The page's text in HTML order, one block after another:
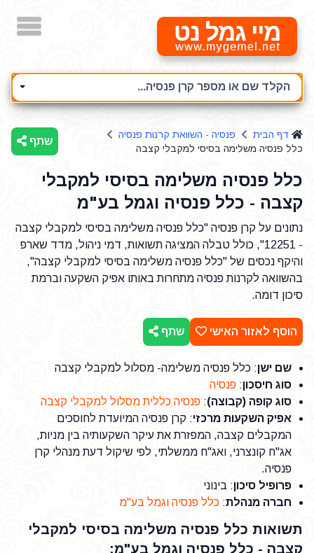
מיי גמל נט
הקלד שם או מספר קרן פנסיה...
דף הבית
פנסיה - השוואת קרנות פנסיה
כלל פנסיה משלימה בסיסי למקבלי קצבה
שתף
כלל פנסיה משלימה בסיסי למקבלי
קצבה - כלל פנסיה וגמל בע"מ
נתונים על קרן פנסיה "כלל פנסיה משלימה בסיסי למקבלי קצבה
- 12251", כולל טבלה המציגה תשואות, דמי ניהול, מדד שארפ
והיקף נכסים של "כלל פנסיה משלימה בסיסי למקבלי קצבה",
בהשוואה לקרנות פנסיה מתחרות באותו אפיק השקעה וברמת
סיכון דומה.
הוסף לאזור האישי שתף
שם ישן: כלל פנסיה משלימה- מסלול למקבלי קצבה
סוג חיסכון: פנסיה
סוג קופה (קבוצה): פנסיה כללית מסלול למקבלי קצבה
אפיק השקעות מרכזי: קרן פנסיה המיועדת לחוסכים
המקבלים קצבה, המפזרת את עיקר השקעותיה בין מניות,
אג"ח קונצרני, ואג"ח ממשלתי, לפי שיקול דעת מנהלי קרן
פנסיה.
פרופיל סיכון: בינוני
חברה מנהלת: כלל פנסיה וגמל בע"מ
תשואות כלל פנסיה משלימה בסיסי למקבלי
קצבה - כלל פנסיה וגמל בע"מ: